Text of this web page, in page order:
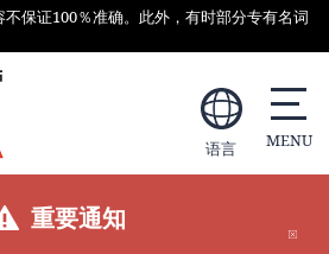
保证100％准确。此外，有时部分专有名词
语言
重要通知